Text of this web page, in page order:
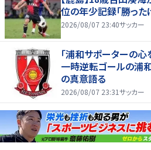
位の年少記録「勝っ
2026/08/07 23:40サッカー
「浦和サポーターの
一時逆転ゴールの浦
の真意語る
2026/08/07 23:31サッカー